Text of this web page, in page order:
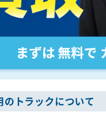
のトラックについて